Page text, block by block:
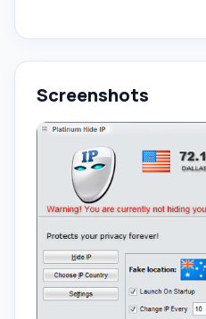
Screenshots